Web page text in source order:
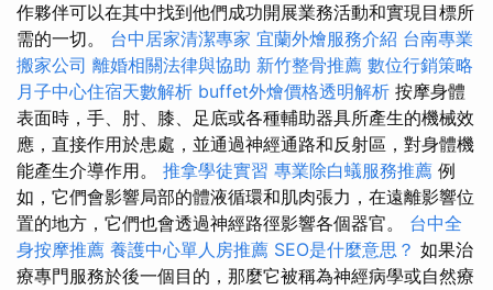
作夥伴可以在其中找到他們成功開展業務活動和實現目標所
需的一切。 台中居家清潔專家 宜蘭外燴服務介紹 台南專業
搬家公司 離婚相關法律與協助 新竹整骨推薦 數位行銷策略
月子中心住宿天數解析 buffet外燴價格透明解析 按摩身體
表面時，手、肘、膝、足底或各種輔助器具所產生的機械效
應，直接作用於患處，並通過神經通路和反射區，對身體機
能產生介導作用。 推拿學徒實習 專業除白蟻服務推薦 例
如，它們會影響局部的體液循環和肌肉張力，在遠離影響位
置的地方，它們也會透過神經路徑影響各個器官。 台中全
身按摩推薦 養護中心單人房推薦 SEO是什麼意思？ 如果治
療專門服務於後一個目的，那麼它被稱為神經病學或自然療